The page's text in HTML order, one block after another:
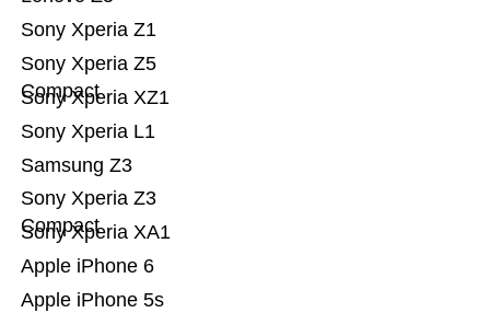
Apple iPhone 5s
Apple iPhone 6
Sony Xperia XA1
Sony Xperia Z3
Compact
Samsung Z3
Sony Xperia L1
Sony Xperia XZ1
Sony Xperia Z5
Compact
Sony Xperia Z1